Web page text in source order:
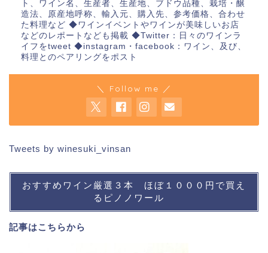
ト、ワイン名、生産者、生産地、ブドウ品種、栽培・醸
造法、原産地呼称、輸入元、購入先、参考価格、合わせ
た料理など ◆ワインイベントやワインが美味しいお店
などのレポートなども掲載 ◆Twitter：日々のワインラ
イフをtweet ◆instagram・facebook：ワイン、及び、
料理とのペアリングをポスト
＼ Follow me ／
Tweets by winesuki_vinsan
おすすめワイン厳選３本 ほぼ１０００円で買え
るピノノワール
記事はこちらから